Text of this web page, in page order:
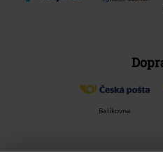
Balíkovna